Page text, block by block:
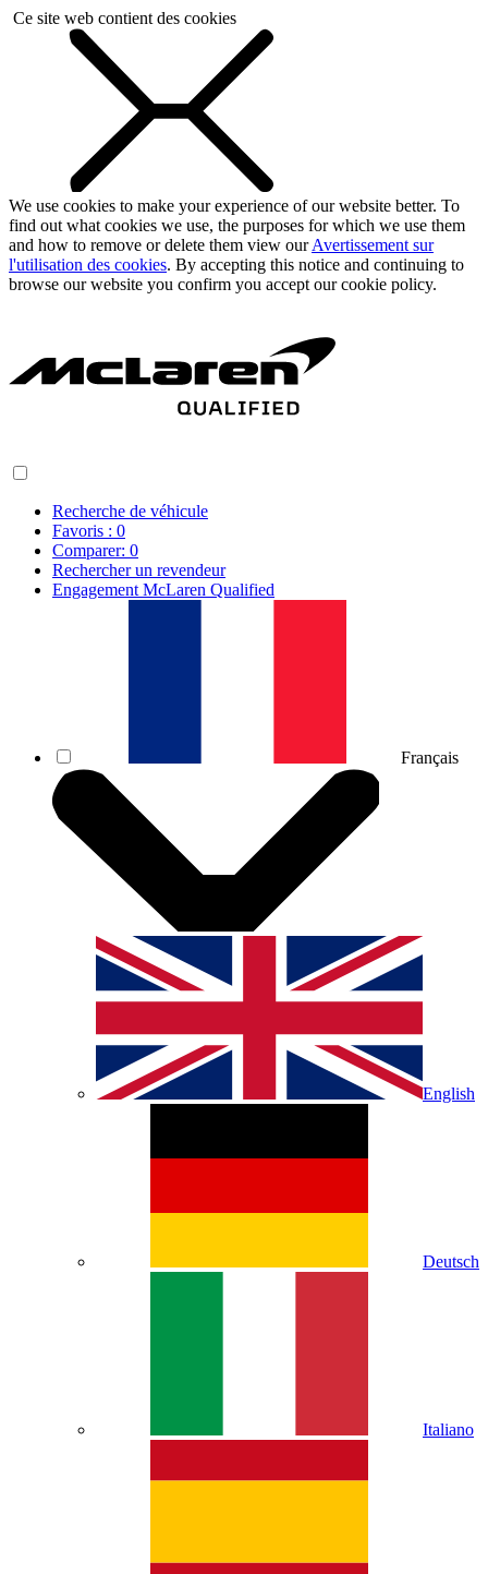
Ce site web contient des cookies
We use cookies to make your experience of our website better. To
find out what cookies we use, the purposes for which we use them
and how to remove or delete them view ourAvertissement sur
l'utilisation des cookies. By accepting this notice and continuing to
browse our website you confirm you accept our cookie policy.
Recherche de véhicule
Favoris : 0
Comparer: 0
Rechercher un revendeur
Engagement McLaren Qualified
Français
English
Deutsch
Italiano